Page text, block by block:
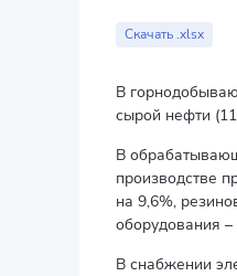
Скачать .xlsx
В
сырой нефти
В
производстве
на 9,6%,
оборудования
В снабжении